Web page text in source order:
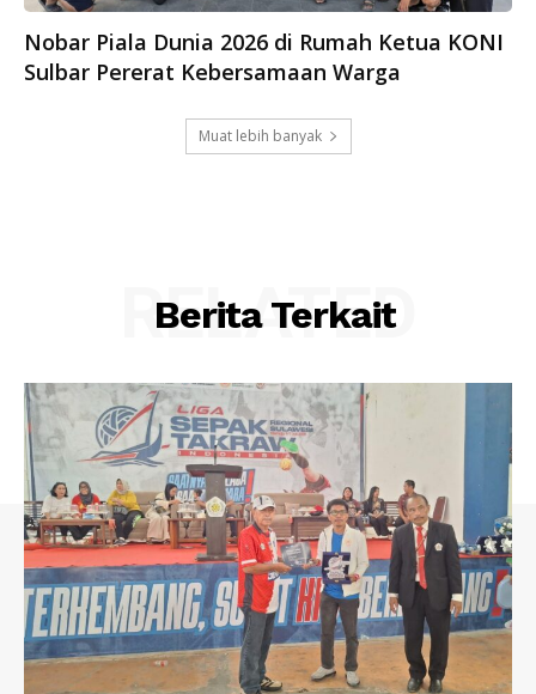
Nobar Piala Dunia 2026 di Rumah Ketua KONI
Sulbar Pererat Kebersamaan Warga
Muat lebih banyak
Berita Terkait
RELATED